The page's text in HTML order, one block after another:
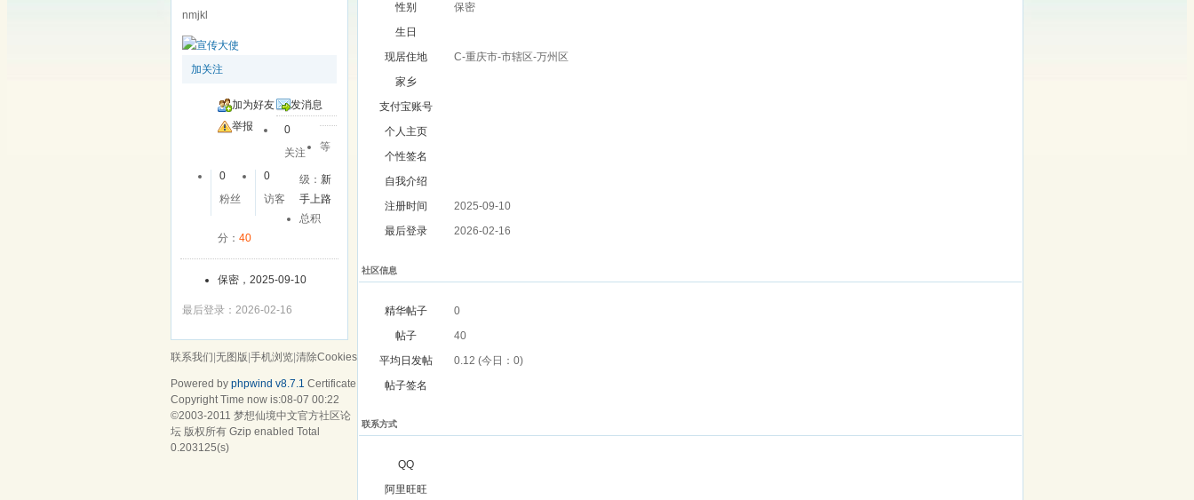
nmjkl
加关注
加为好友
发消息
举报
0
关注
0
粉丝
0
访客
等
级：新
手上路
总积
分： 40
保密，2025-09-10
最后登录：2026-02-16
性别
保密
生日
现居住地
C-重庆市-市辖区-万州区
家乡
支付宝账号
个人主页
个性签名
自我介绍
注册时间
2025-09-10
最后登录
2026-02-16
社区信息
精华帖子
0
帖子
40
平均日发帖
0.12 (今日：0)
帖子签名
联系方式
QQ
阿里旺旺
联系我们 无图版 手机浏览 清除Cookies
Powered by phpwind v8.7.1 Certificate
Copyright Time now is:08-07 00:22
©2003-2011 梦想仙境中文官方社区论
坛 版权所有 Gzip enabled Total
0.203125(s)